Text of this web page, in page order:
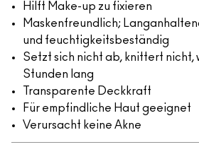
Hilft Make-up zu fixieren
Maskenfreundlich;
und feuchtigkeitsbeständig
Setzt sich nicht ab, knittert nicht,
Stunden lang
Transparente Deckkraft
Für empfindliche Haut geeignet
Verursacht keine Akne